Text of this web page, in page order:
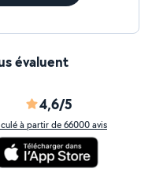
évaluent
4,6/5
à partir de 66000 avis